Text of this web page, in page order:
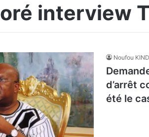
interview
Noufou
d’arrêt
été le